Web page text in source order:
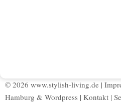
© 2026 www.stylish-living.de |
Hamburg & Wordpress | Kontakt |